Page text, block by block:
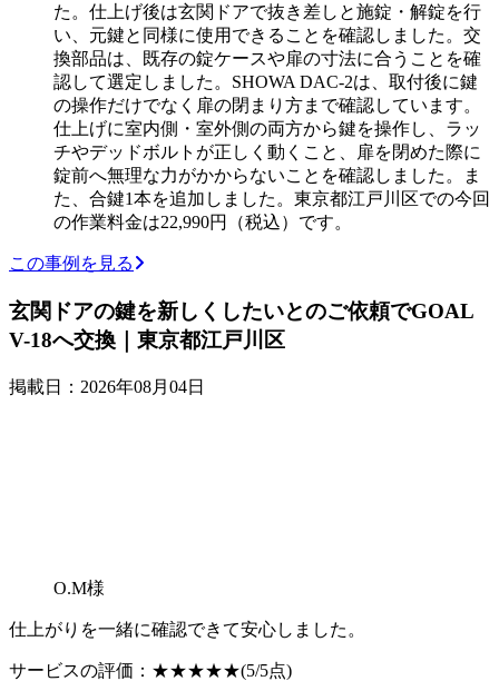
た。仕上げ後は玄関ドアで抜き差しと施錠・解錠を行
い、元鍵と同様に使用できることを確認しました。交
換部品は、既存の錠ケースや扉の寸法に合うことを確
認して選定しました。SHOWA DAC-2は、取付後に鍵
の操作だけでなく扉の閉まり方まで確認しています。
仕上げに室内側・室外側の両方から鍵を操作し、ラッ
チやデッドボルトが正しく動くこと、扉を閉めた際に
錠前へ無理な力がかからないことを確認しました。ま
た、合鍵1本を追加しました。東京都江戸川区での今回
の作業料金は22,990円（税込）です。
この事例を見る
玄関ドアの鍵を新しくしたいとのご依頼でGOAL
V-18へ交換｜東京都江戸川区
掲載日：2026年08月04日
O.M様
仕上がりを一緒に確認できて安心しました。
サービスの評価： ★★★★★(5/5点)